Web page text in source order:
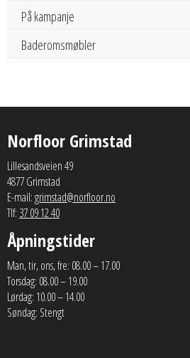
På kampanje
Baderomsmøbler
Norfloor Grimstad
Lillesandsveien 49
4877 Grimstad
E-mail:grimstad@norfloor.no
Tlf: 37 09 12 40
Åpningstider
Man, tir, ons, fre: 08.00 – 17.00
Torsdag: 08.00 – 19.00
Lørdag: 10.00 – 14.00
Søndag: Stengt